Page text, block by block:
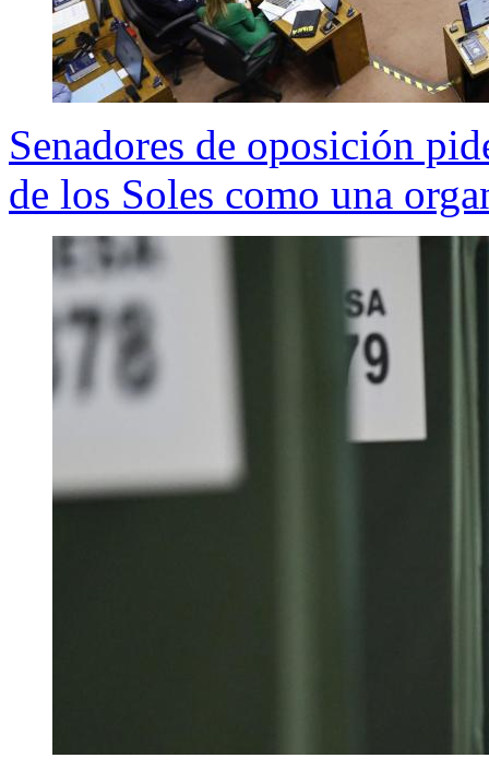
Senadores de oposición
de los Soles como una